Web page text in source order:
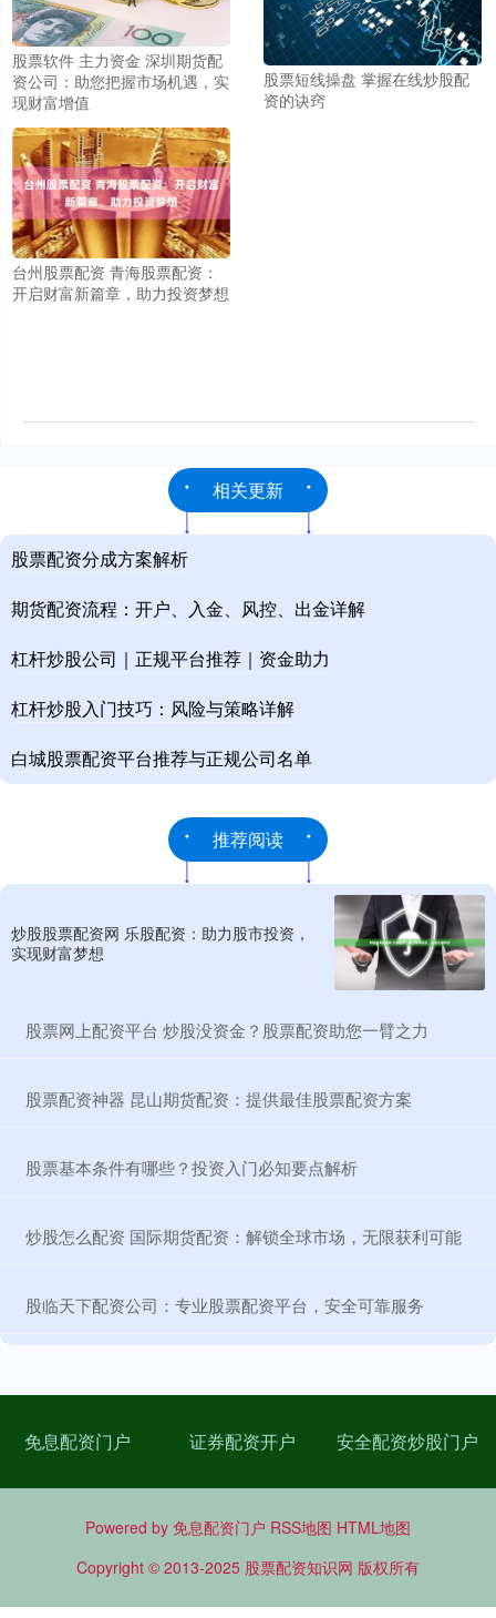
股票软件 主力资金 深圳期货配
资公司：助您把握市场机遇，实
现财富增值
股票短线操盘 掌握在线炒股配
资的诀窍
台州股票配资 青海股票配资：
开启财富新篇章，助力投资梦想
相关更新
股票配资分成方案解析
期货配资流程：开户、入金、风控、出金详解
杠杆炒股公司｜正规平台推荐｜资金助力
杠杆炒股入门技巧：风险与策略详解
白城股票配资平台推荐与正规公司名单
推荐阅读
炒股股票配资网 乐股配资：助力股市投资，
实现财富梦想
​股票网上配资平台 炒股没资金？股票配资助您一臂之力
​股票配资神器 昆山期货配资：提供最佳股票配资方案
​股票基本条件有哪些？投资入门必知要点解析
​炒股怎么配资 国际期货配资：解锁全球市场，无限获利可能
​股临天下配资公司：专业股票配资平台，安全可靠服务
免息配资门户 证券配资开户 安全配资炒股门户
Powered by 免息配资门户 RSS地图 HTML地图
Copyright © 2013-2025 股票配资知识网 版权所有